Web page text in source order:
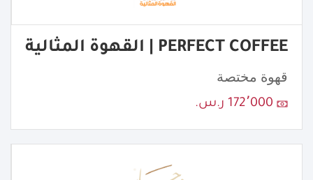
PERFECT COFFEE | القهوة المثالية
قهوة مختصة
172٬000 ر.س.